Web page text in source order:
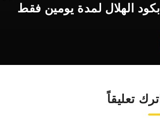
بكود الهلال لمدة يومين فقط
اترك تعليقاً